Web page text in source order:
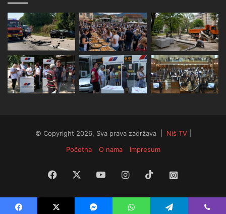
© Copyright 2026, Sva prava zadržava | Niš TV|
Početna
O nama Impresum
Facebook YouTubeInstagram
TikTok